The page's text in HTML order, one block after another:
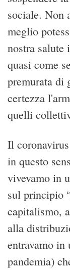
sociale. Non
meglio
nostra salute
quasi come
premurata di
certezza
quelli
Il
in questo
vivevamo in
sul principio
capitalismo,
alla
entravamo in
pandemia)